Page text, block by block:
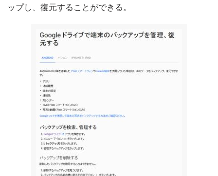
ップし、復元することができる。